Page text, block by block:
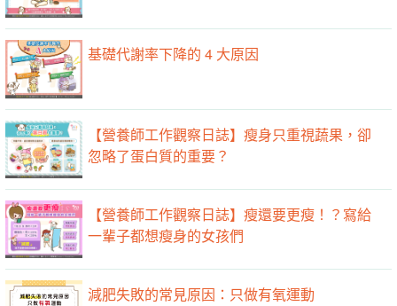
基礎代謝率下降的 4 大原因
【營養師工作觀察日誌】瘦身只重視蔬果，卻
忽略了蛋白質的重要？
【營養師工作觀察日誌】瘦還要更瘦！？寫給
一輩子都想瘦身的女孩們
減肥失敗的常見原因：只做有氧運動